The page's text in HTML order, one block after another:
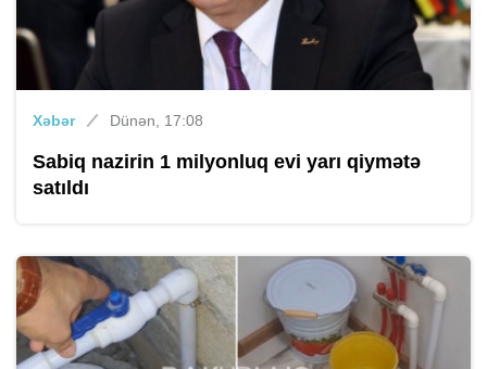
Xəbər Dünən, 17:08
Sabiq nazirin 1 milyonluq evi yarı qiymətə
satıldı